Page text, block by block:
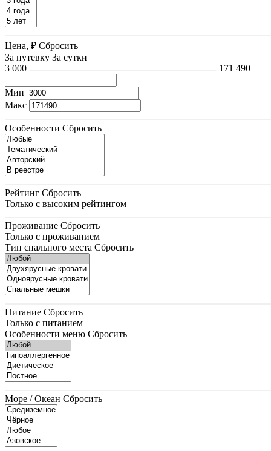
Цена, ₽ Сбросить
За путевку За сутки
3 000
171 490
Мин
Макс
Особенности Сбросить
Рейтинг Сбросить
Только с высоким рейтингом
Проживание Сбросить
Только с проживанием
Тип спального места Сбросить
Питание Сбросить
Только с питанием
Особенности меню Сбросить
Море / Океан Сбросить